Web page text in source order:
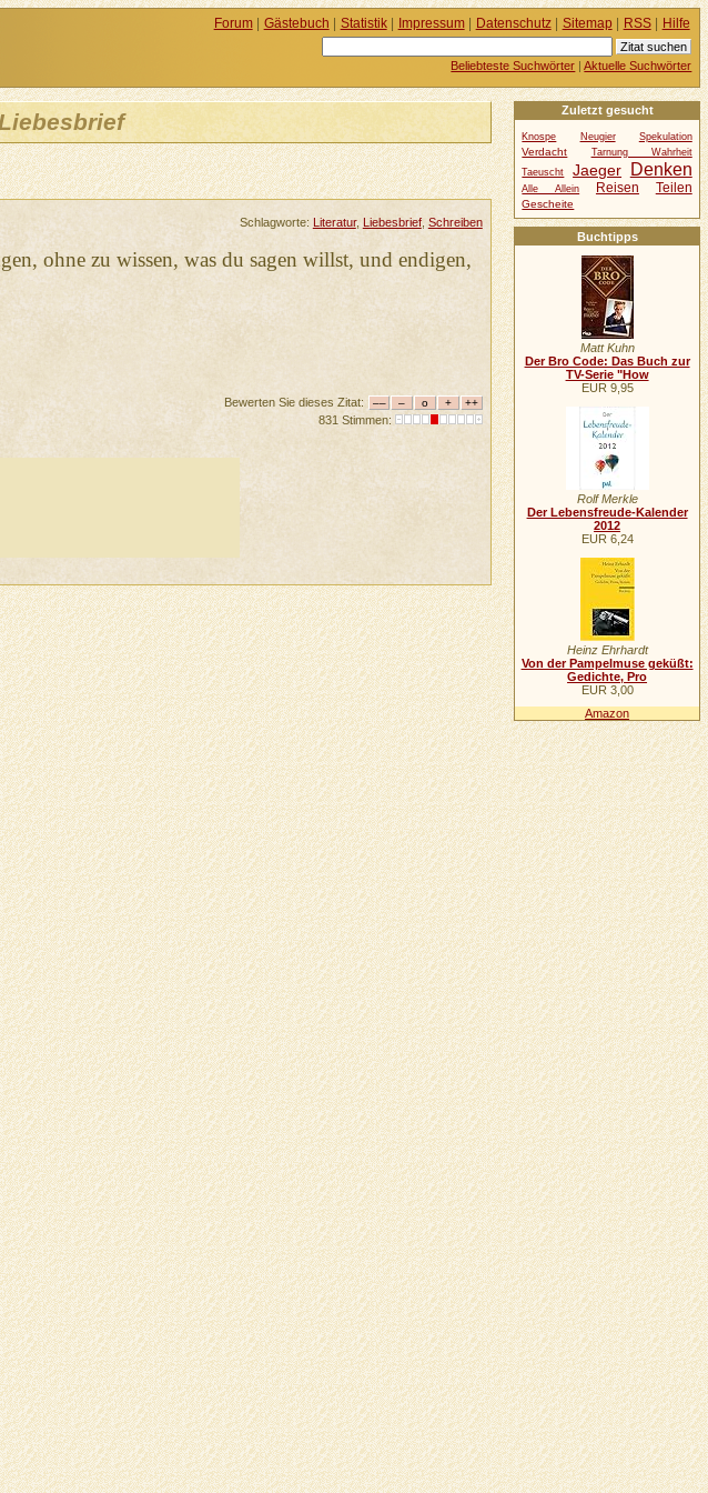
Schlagworte: Literatur, Liebesbrief, Schreiben
ohne zu wissen, was du sagen willst, und endigen,
Bewerten Sie dieses Zitat:
831 Stimmen:
Zuletzt gesucht
Knospe Neugier Spekulation
Verdacht
Tarnung Wahrheit
Taeuscht
Jaeger Denken
Alle Allein Reisen Teilen
Gescheite
Buchtipps
Matt Kuhn
Der Bro Code: Das Buch zur
TV-Serie "How
EUR 9,95
Rolf Merkle
Der Lebensfreude-Kalender
2012
EUR 6,24
Heinz Ehrhardt
Von der Pampelmuse geküßt:
Gedichte, Pro
EUR 3,00
Amazon
Forum| Gästebuch | Statistik| Impressum| Datenschutz| Sitemap| RSS| Hilfe
Beliebteste Suchwörter |Aktuelle Suchwörter